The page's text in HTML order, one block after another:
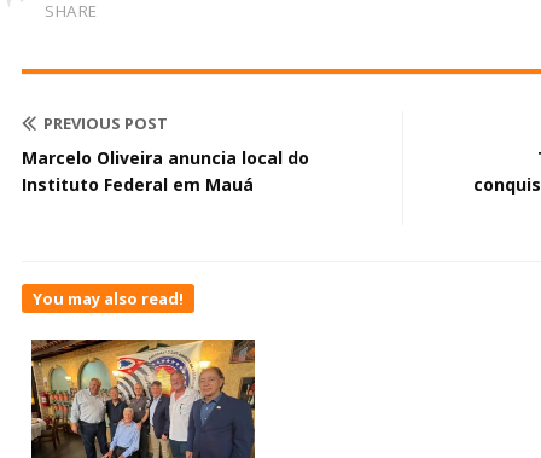
SHARE
PREVIOUS POST
Marcelo Oliveira anuncia local do
Instituto Federal em Mauá
You may also read!